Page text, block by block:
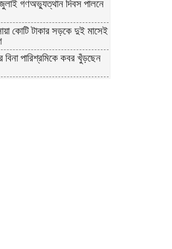
জুলাই গণঅভ্যুত্থান দিবস পালনে
কোটি টাকার সড়কে দুই মাসেই
বিনা পারিশ্রমিকে কবর খুঁড়ছেন